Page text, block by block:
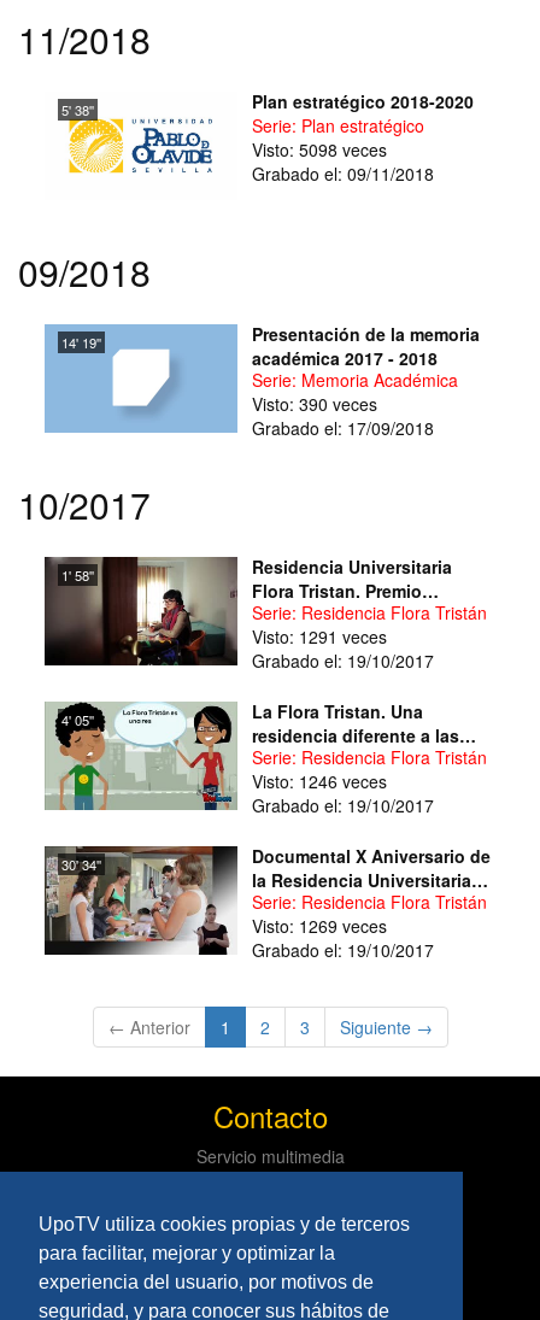
UpoTV utiliza cookies propias y de terceros
para facilitar, mejorar y optimizar la
experiencia del usuario, por motivos de
seguridad, y para conocer sus hábitos de
11/2018
5' 38''
Plan estratégico 2018-2020
Serie: Plan estratégico
Visto: 5098 veces
Grabado el: 09/11/2018
09/2018
14' 19''
Presentación de la memoria
académica 2017 - 2018
Serie: Memoria Académica
Visto: 390 veces
Grabado el: 17/09/2018
10/2017
1' 58''
Residencia Universitaria
Flora Tristan. Premio
Meridiana 2014
Serie: Residencia Flora Tristán
Visto: 1291 veces
Grabado el: 19/10/2017
4' 05''
La Flora Tristan. Una
residencia diferente a las
demas
Serie: Residencia Flora Tristán
Visto: 1246 veces
Grabado el: 19/10/2017
30' 34''
Documental X Aniversario de
la Residencia Universitaria
Flora Tristán
Serie: Residencia Flora Tristán
Visto: 1269 veces
Grabado el: 19/10/2017
← Anterior 1 (current)
2 3 Siguiente →
Contacto
Servicio multimedia
Políticas
Aviso Legal